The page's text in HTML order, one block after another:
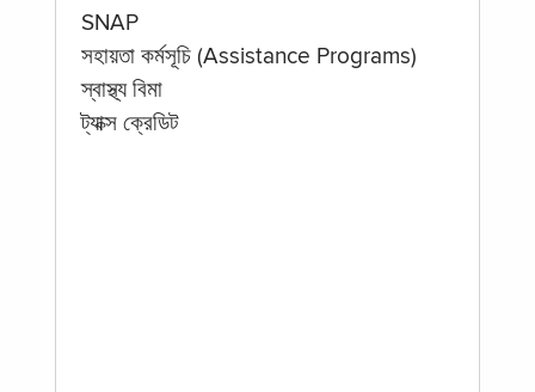
SNAP
সহায়তা কর্মসূচি (Assistance Programs)
স্বাস্থ্য বিমা
ট্যাক্স ক্রেডিট